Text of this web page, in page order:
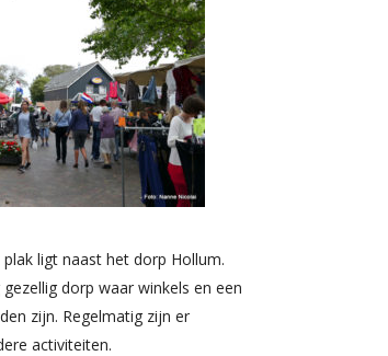
plak ligt naast het dorp Hollum.
dorp waar winkels en een
zijn. Regelmatig zijn er
activiteiten.